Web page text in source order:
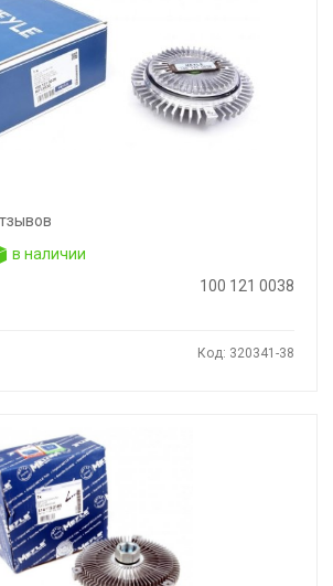
в наличии
100 121 0038
Код: 320341-38